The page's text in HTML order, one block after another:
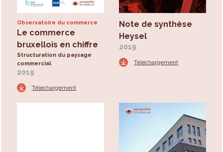
Observatoire du commerce
Le commerce
bruxellois en chiffre
Structuration du paysage
commercial
2019
Téléchargement
Note de synthèse
Heysel
2019
Téléchargement